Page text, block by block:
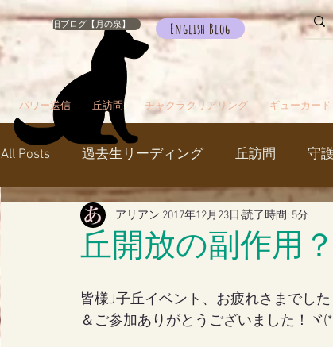
旧ブログ【月の泉】 English Blog
パワー送信 丘訪問 チャクラクリアリング ギューカード
All Posts 過去生リーディング 丘訪問 守
パワー送信 冥界 天国 カルマパター
丘開放の副作用？
アリアン 2017年12月23日 読了時間: 5分
皆様J子丘イベント、お疲れさまでした
＆ご参加ありがとうございました！ヾ